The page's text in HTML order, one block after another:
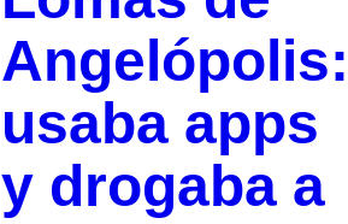
Angelópolis:
usaba apps
y drogaba a